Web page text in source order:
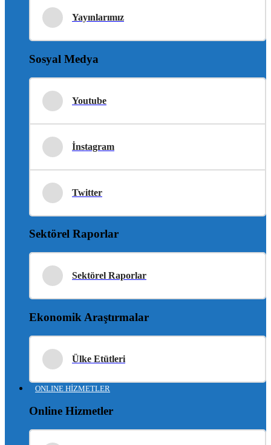
Yayınlarımız
Sosyal Medya
Youtube
İnstagram
Twitter
Sektörel Raporlar
Sektörel Raporlar
Ekonomik Araştırmalar
Ülke Etütleri
ONLINE HİZMETLER
Online Hizmetler